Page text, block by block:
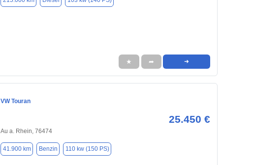
★ ➦ ➜
VW Touran
25.450 €
Au a. Rhein, 76474
41.900 km Benzin 110 kw (150 PS)